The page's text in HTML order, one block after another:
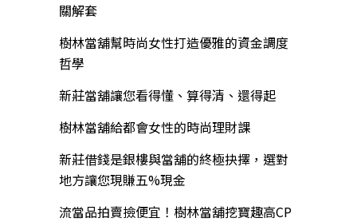
關解套
樹林當舖幫時尚女性打造優雅的資金調度
哲學
新莊當舖讓您看得懂、算得清、還得起
樹林當舖給都會女性的時尚理財課
新莊借錢是銀樓與當舖的終極抉擇，選對
地方讓您現賺五%現金
流當品拍賣撿便宜！樹林當舖挖寶趣高CP